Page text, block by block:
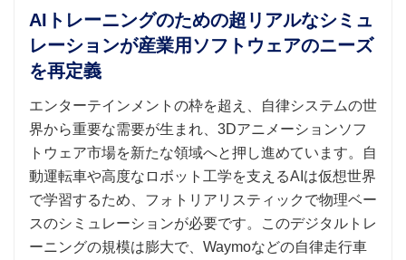
AIトレーニングのための超リアルなシミュ
レーションが産業用ソフトウェアのニーズ
を再定義
エンターテインメントの枠を超え、自律システムの世
界から重要な需要が生まれ、3Dアニメーションソフ
トウェア市場を新たな領域へと押し進めています。自
動運転車や高度なロボット工学を支えるAIは仮想世界
で学習するため、フォトリアリスティックで物理ベー
スのシミュレーションが必要です。このデジタルトレ
ーニングの規模は膨大で、Waymoなどの自律走行車